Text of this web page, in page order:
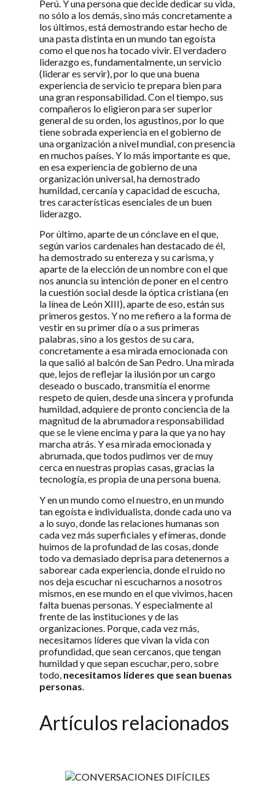
Perú. Y una persona que decide dedicar su vida,
no sólo a los demás, sino más concretamente a
los últimos, está demostrando estar hecho de
una pasta distinta en un mundo tan egoísta
como el que nos ha tocado vivir. El verdadero
liderazgo es, fundamentalmente, un servicio
(liderar es servir), por lo que una buena
experiencia de servicio te prepara bien para
una gran responsabilidad. Con el tiempo, sus
compañeros lo eligieron para ser superior
general de su orden, los agustinos, por lo que
tiene sobrada experiencia en el gobierno de
una organización a nivel mundial, con presencia
en muchos países. Y lo más importante es que,
en esa experiencia de gobierno de una
organización universal, ha demostrado
humildad, cercanía y capacidad de escucha,
tres características esenciales de un buen
liderazgo.
Por último, aparte de un cónclave en el que,
según varios cardenales han destacado de él,
ha demostrado su entereza y su carisma, y
aparte de la elección de un nombre con el que
nos anuncia su intención de poner en el centro
la cuestión social desde la óptica cristiana (en
la línea de León XIII), aparte de eso, están sus
primeros gestos. Y no me refiero a la forma de
vestir en su primer día o a sus primeras
palabras, sino a los gestos de su cara,
concretamente a esa mirada emocionada con
la que salió al balcón de San Pedro. Una mirada
que, lejos de reflejar la ilusión por un cargo
deseado o buscado, transmitía el enorme
respeto de quien, desde una sincera y profunda
humildad, adquiere de pronto conciencia de la
magnitud de la abrumadora responsabilidad
que se le viene encima y para la que ya no hay
marcha atrás. Y esa mirada emocionada y
abrumada, que todos pudimos ver de muy
cerca en nuestras propias casas, gracias la
tecnología, es propia de una persona buena.
Y en un mundo como el nuestro, en un mundo
tan egoísta e individualista, donde cada uno va
a lo suyo, donde las relaciones humanas son
cada vez más superficiales y efímeras, donde
huimos de la profundad de las cosas, donde
todo va demasiado deprisa para detenernos a
saborear cada experiencia, donde el ruido no
nos deja escuchar ni escucharnos a nosotros
mismos, en ese mundo en el que vivimos, hacen
falta buenas personas. Y especialmente al
frente de las instituciones y de las
organizaciones. Porque, cada vez más,
necesitamos líderes que vivan la vida con
profundidad, que sean cercanos, que tengan
humildad y que sepan escuchar, pero, sobre
todo, necesitamos líderes que sean buenas
personas
Artículos relacionados